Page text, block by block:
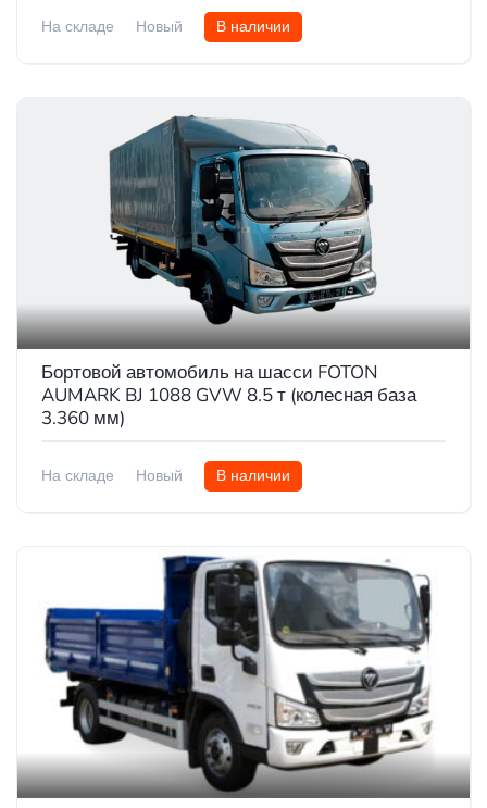
На складе Новый В наличии
Бортовой автомобиль на шасси FOTON
AUMARK BJ 1088 GVW 8.5 т (колесная база
3.360 мм)
На складе Новый В наличии